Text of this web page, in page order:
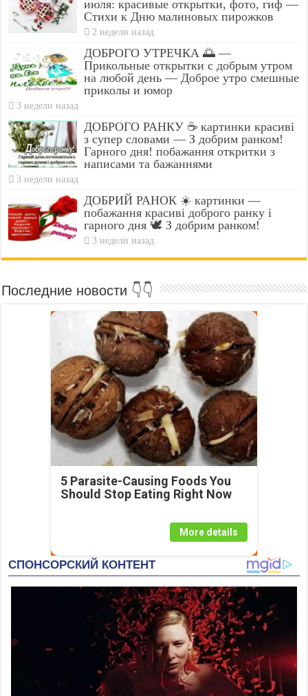
июля: красивые открытки, фото, гиф —
Стихи к Дню малиновых пирожков
2 недели назад
ДОБРОГО УТРЕЧКА 🌅 —
Прикольные открытки с добрым утром
на любой день — Доброе утро смешные
приколы и юмор
3 недели назад
ДОБРОГО РАНКУ ☕ картинки красиві
з супер словами — З добрим ранком!
Гарного дня! побажання откритки з
написами та бажаннями
3 недели назад
ДОБРИЙ РАНОК ☀️ картинки —
побажання красиві доброго ранку і
гарного дня 🕊️ З добрим ранком!
3 недели назад
Последние новости 👇👇
5 Parasite-Causing Foods You
Should Stop Eating Right Now
More details